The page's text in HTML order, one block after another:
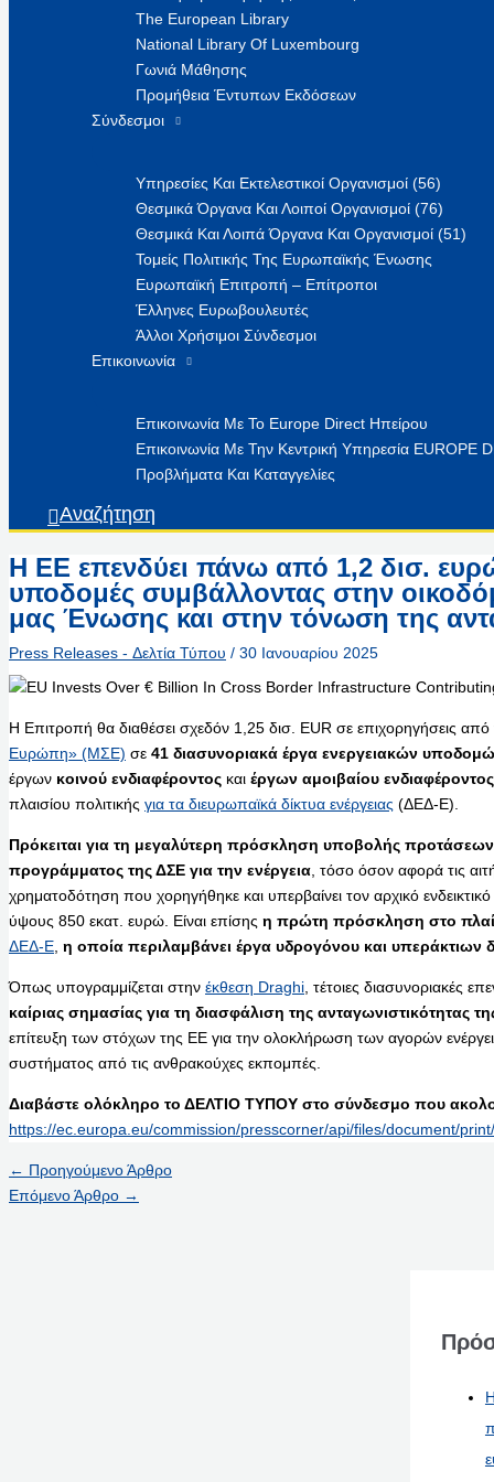
The European Library
National Library Of Luxembourg
Γωνιά Μάθησης
Προμήθεια Έντυπων Εκδόσεων
Σύνδεσμοι
Υπηρεσίες Και Εκτελεστικοί Οργανισμοί (56)
Θεσμικά Όργανα Και Λοιποί Οργανισμοί (76)
Θεσμικά Και Λοιπά Όργανα Και Οργανισμοί (51)
Τομείς Πολιτικής Της Ευρωπαϊκής Ένωσης
Ευρωπαϊκή Επιτροπή – Επίτροποι
Έλληνες Ευρωβουλευτές
Άλλοι Χρήσιμοι Σύνδεσμοι
Επικοινωνία
Επικοινωνία Με Το Europe Direct Ηπείρου
Επικοινωνία Με Την Κεντρική Υπηρεσία EUROPE
Προβλήματα Και Καταγγελίες
Αναζήτηση
Η ΕΕ επενδύει πάνω από 1,2 δισ.
υποδομές συμβάλλοντας στην
μας Ένωσης και στην τόνωση της
Press Releases - Δελτία Τύπου / 30 Ιανουαρίου 2025
Η Επιτροπή θα διαθέσει σχεδόν 1,25 δισ. EUR σε επιχορηγήσεις από
Ευρώπη» (ΜΣΕ) σε 41 διασυνοριακά έργα ενεργειακών
έργων κοινού ενδιαφέροντος και έργων αμοιβαίου ενδιαφέροντος
πλαισίου πολιτικής για τα διευρωπαϊκά δίκτυα ενέργειας (ΔΕΔ-Ε).
Πρόκειται για τη μεγαλύτερη πρόσκληση υποβολής προτάσεων
προγράμματος της ΔΣΕ για την ενέργεια , τόσο όσον αφορά τις
χρηματοδότηση που χορηγήθηκε και υπερβαίνει τον αρχικό
ύψους 850 εκατ. ευρώ. Είναι επίσης η πρώτη πρόσκληση στο
ΔΕΔ-Ε η οποία περιλαμβάνει έργα υδρογόνου και υπεράκτιων
Όπως υπογραμμίζεται στην έκθεση Draghi , τέτοιες διασυνοριακές
καίριας σημασίας για τη διασφάλιση της ανταγωνιστικότητας
επίτευξη των στόχων της ΕΕ για την ολοκλήρωση των αγορών
συστήματος από τις ανθρακούχες εκπομπές.
Διαβάστε ολόκληρο το ΔΕΛΤΙΟ ΤΥΠΟΥ στο σύνδεσμο που
https://ec.europa.eu/commission/presscorner/api/files/document/
← Προηγούμενο Άρθρο
Επόμενο Άρθρο →